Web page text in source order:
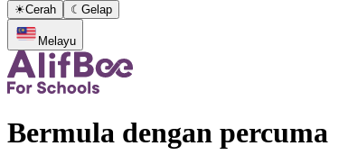
☀Cerah ☾ Gelap
Melayu
Bermula dengan percuma